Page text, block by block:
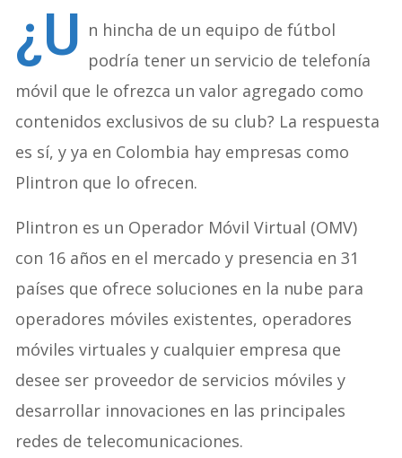
¿U n hincha de un equipo de fútbol
podría tener un servicio de telefonía
móvil que le ofrezca un valor agregado como
contenidos exclusivos de su club? La respuesta
es sí, y ya en Colombia hay empresas como
Plintron que lo ofrecen.
Plintron es un Operador Móvil Virtual (OMV)
con 16 años en el mercado y presencia en 31
países que ofrece soluciones en la nube para
operadores móviles existentes, operadores
móviles virtuales y cualquier empresa que
desee ser proveedor de servicios móviles y
desarrollar innovaciones en las principales
redes de telecomunicaciones.